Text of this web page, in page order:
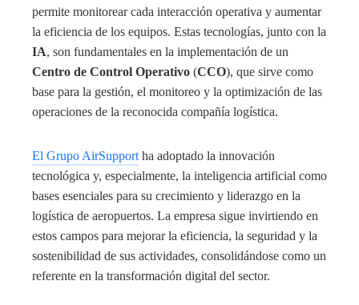
permite monitorear cada interacción operativa y aumentar
la eficiencia de los equipos. Estas tecnologías, junto con la
IA, son fundamentales en la implementación de un
Centro de Control Operativo (CCO), que sirve como
base para la gestión, el monitoreo y la optimización de las
operaciones de la reconocida compañía logística.
El Grupo AirSupport ha adoptado la innovación
tecnológica y, especialmente, la inteligencia artificial como
bases esenciales para su crecimiento y liderazgo en la
logística de aeropuertos. La empresa sigue invirtiendo en
estos campos para mejorar la eficiencia, la seguridad y la
sostenibilidad de sus actividades, consolidándose como un
referente en la transformación digital del sector.